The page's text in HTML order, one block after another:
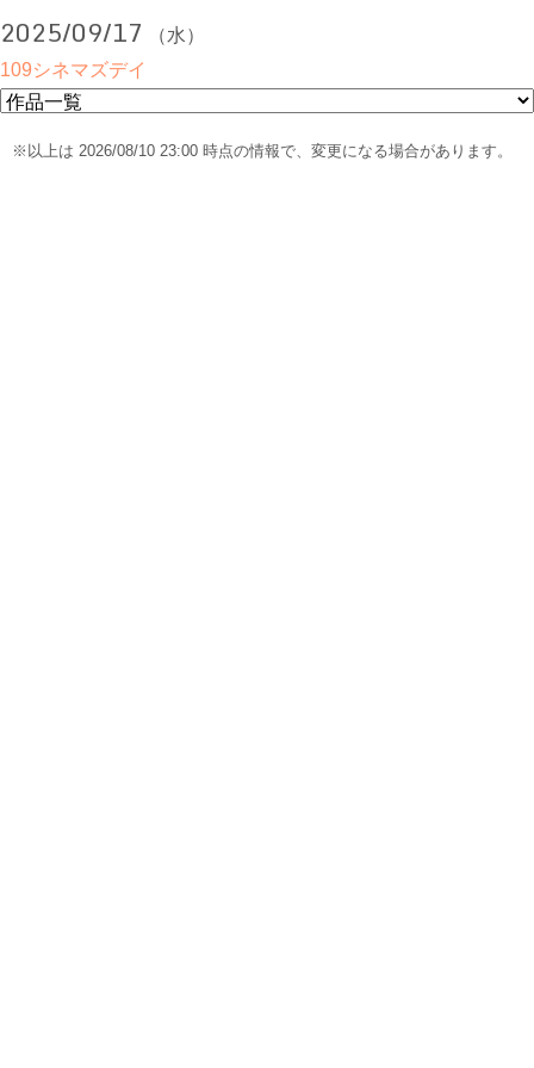
2025/09/17
（水）
109シネマズデイ
※以上は 2026/08/10 23:00 時点の情報で、変更になる場合があります。